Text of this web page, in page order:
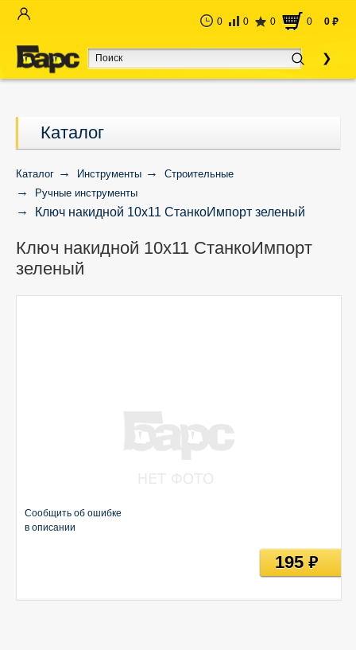
0 0 0 0 0 руб
Каталог
Каталог Инструменты
Строительные
Ручные инструменты
Ключ накидной 10х11 СтанкоИмпорт зеленый
Ключ накидной 10х11 СтанкоИмпорт
зеленый
Сообщить об ошибке
в описании
195руб